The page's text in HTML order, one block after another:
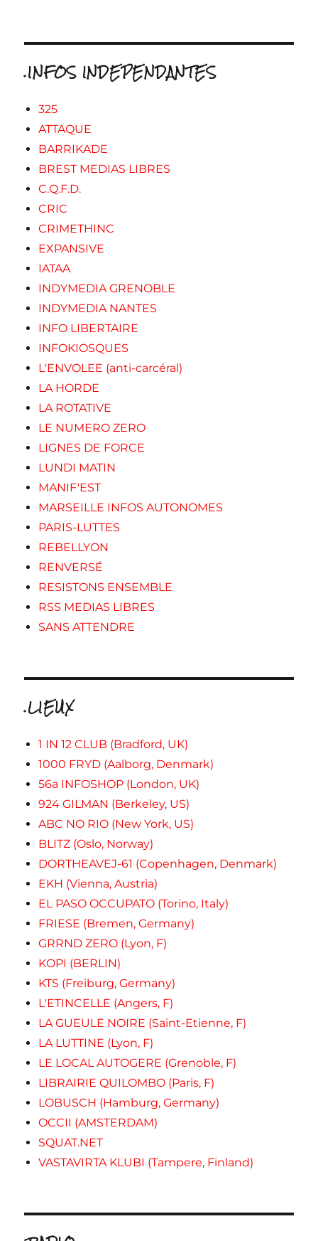
.INFOS INDEPENDANTES
325
ATTAQUE
BARRIKADE
BREST MEDIAS LIBRES
C.Q.F.D.
CRIC
CRIMETHINC
EXPANSIVE
IATAA
INDYMEDIA GRENOBLE
INDYMEDIA NANTES
INFO LIBERTAIRE
INFOKIOSQUES
L'ENVOLEE (anti-carcéral)
LA HORDE
LA ROTATIVE
LE NUMERO ZERO
LIGNES DE FORCE
LUNDI MATIN
MANIF'EST
MARSEILLE INFOS AUTONOMES
PARIS-LUTTES
REBELLYON
RENVERSÉ
RESISTONS ENSEMBLE
RSS MEDIAS LIBRES
SANS ATTENDRE
.LIEUX
1 IN 12 CLUB (Bradford, UK)
1000 FRYD (Aalborg, Denmark)
56a INFOSHOP (London, UK)
924 GILMAN (Berkeley, US)
ABC NO RIO (New York, US)
BLITZ (Oslo, Norway)
DORTHEAVEJ-61 (Copenhagen, Denmark)
EKH (Vienna, Austria)
EL PASO OCCUPATO (Torino, Italy)
FRIESE (Bremen, Germany)
GRRND ZERO (Lyon, F)
KOPI (BERLIN)
KTS (Freiburg, Germany)
L'ETINCELLE (Angers, F)
LA GUEULE NOIRE (Saint-Etienne, F)
LA LUTTINE (Lyon, F)
LE LOCAL AUTOGERE (Grenoble, F)
LIBRAIRIE QUILOMBO (Paris, F)
LOBUSCH (Hamburg, Germany)
OCCII (AMSTERDAM)
SQUAT.NET
VASTAVIRTA KLUBI (Tampere, Finland)